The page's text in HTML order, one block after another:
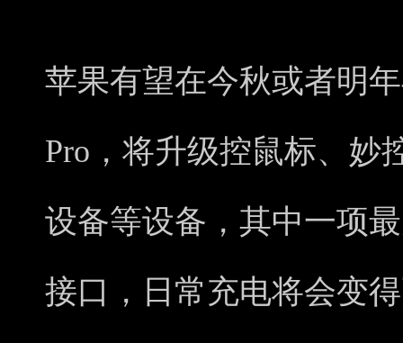
苹果有望在今秋或者明
Pro，将升级控鼠标、妙
设备等设备，其中一项
接口，日常充电将会变